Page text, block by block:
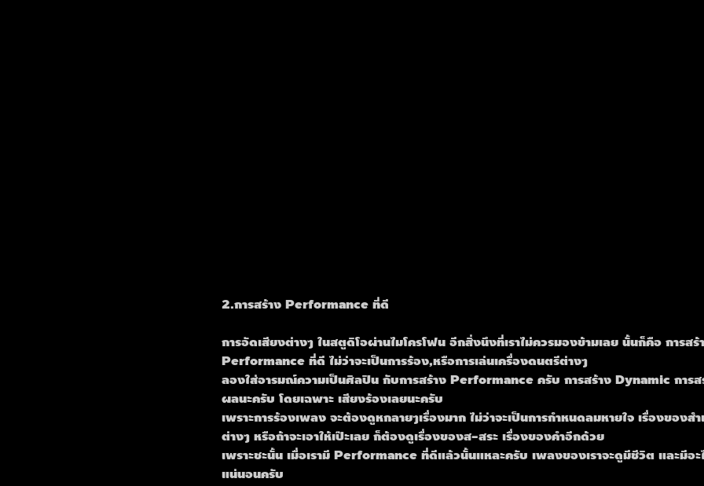
2.การสร้าง Performance ที่ดี
การอัดเสียงต่างๆ ในสตูดิโอผ่านไมโครโฟน อีกสิ่งนึงที่เราไม่ควรมองข้ามเลย นั้นก็คือ การส
Performance ที่ดี ไม่ว่าจะเป็นการร้อง,หรือการเล่นเครื่องดนตรีต่างๆ
ลองใส่อารมณ์ความเป็นศิลปิน กับการสร้าง Performance ครับ การสร้าง Dynamic การ
ผลนะครับ โดยเฉพาะ เสียงร้องเลยนะครับ
เพราะการร้องเพลง จะต้องดูหกลายๆเรื่องมาก ไม่ว่าจะเป็นการกำหนดลมหายใจ เรื่องของส
ต่างๆ หรือถ้าจะเอาให้เป๊ะเลย ก็ต้องดูเรื่องของส-สระ เรื่องของคำอีกด้วย
เพราะชะนั้น เมื่อเรามี Performance ที่ดีแล้วนั้นแหละครับ เพลงของเราจะดูมีชีวิต และมีอะ
แน่นอนครับ